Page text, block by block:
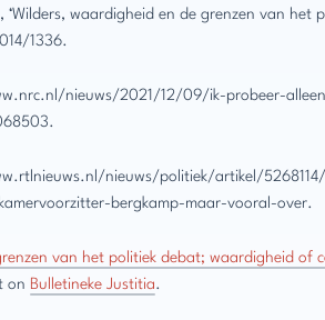
‘Wilders, waardigheid en de grenzen van het
1336.
nieuws/2021/12/09/ik-probeer-
nieuws/politiek/artikel/
bergkamp-maar-vooral-over.
van het politiek debat; waardigheid of
on Bulletineke Justitia.